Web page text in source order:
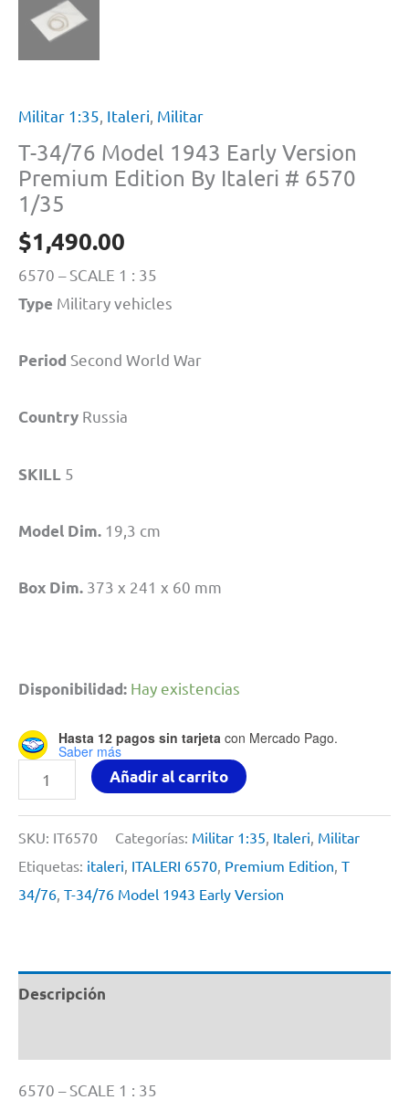
Militar 1:35, Italeri, Militar
T-34/76 Model 1943 Early Version
Premium Edition By Italeri # 6570
1/35
$1,490.00
6570 – SCALE 1 : 35
Type Military vehicles
Period Second World War
Country Russia
SKILL 5
Model Dim. 19,3 cm
Box Dim. 373 x 241 x 60 mm
Disponibilidad: Hay existencias
Hasta 12 pagos sin tarjeta con Mercado Pago.
Saber más
34/76
Model
1943
Early
Edition
By
#
6570
Añadir al carrito
SKU: IT6570 Categorías: Militar 1:35 Italeri Militar
Etiquetas: italeri ITALERI 6570 Premium Edition T
34/76 T-34/76 Model 1943 Early Version
Descripción
6570 – SCALE 1 : 35